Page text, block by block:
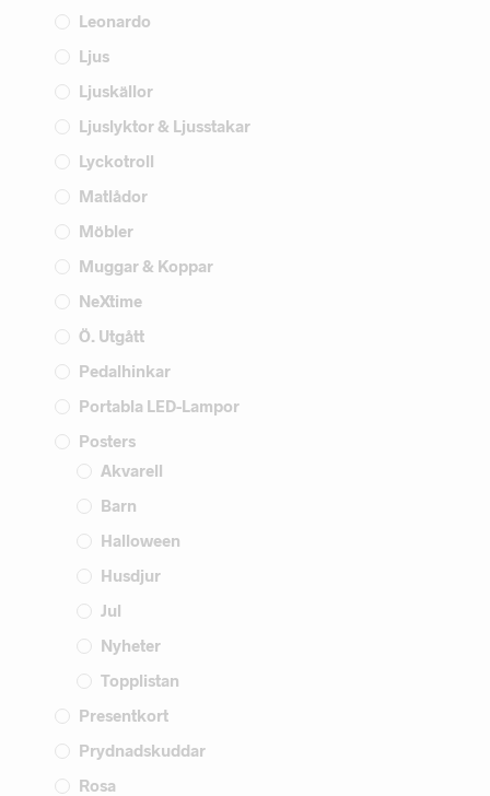
Leonardo
Ljus
Ljuskällor
Ljuslyktor & Ljusstakar
Lyckotroll
Matlådor
Möbler
Muggar & Koppar
NeXtime
Ö. Utgått
Pedalhinkar
Portabla LED-Lampor
Posters
Akvarell
Barn
Halloween
Husdjur
Jul
Nyheter
Topplistan
Presentkort
Prydnadskuddar
Rosa